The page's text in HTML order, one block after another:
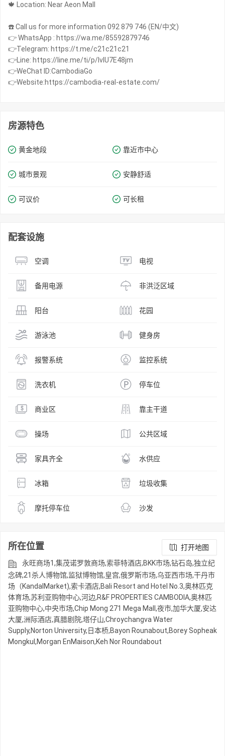
🍁 Location: Near Aeon Mall
☎️ Call us for more information 092 879 746 (EN/中文)
👉 WhatsApp : https://wa.me/85592879746
👉Telegram: https://t.me/c21c21c21
👉Line: https://line.me/ti/p/IvIU7E48jm
👉WeChat ID:CambodiaGo
👉Website:https://cambodia-real-estate.com/
房源特色
黄金地段 靠近市中心
城市景观 安静舒适
可议价 可长租
配套设施
空调 电视
备用电源 非洪泛区域
阳台 花园
游泳池 健身房
报警系统 监控系统
洗衣机 停车位
商业区 靠主干道
操场 公共区域
家具齐全 水供应
冰箱 垃圾收集
摩托停车位 沙发
所在位置
打开地图
永旺商场1,集茂诺罗敦商场,索菲特酒店,BKK市场,钻石岛,独立纪
念碑,21杀人博物馆,监狱博物馆,皇宫,俄罗斯市场,乌亚西市场,干丹市
场（KandalMarket),索卡酒店,Bali Resort and Hotel No.3,奥林匹克
体育场,苏利亚购物中心,河边,R&F PROPERTIES CAMBODIA,奥林匹
亚购物中心,中央市场,Chip Mong 271 Mega Mall,夜市,加华大厦,安达
大厦,洲际酒店,真腊剧院,塔仔山,Chroychangva Water
Supply,Norton University,日本桥,Bayon Rounabout,Borey Sopheak
Mongkul,Morgan EnMaison,Keh Nor Roundabout